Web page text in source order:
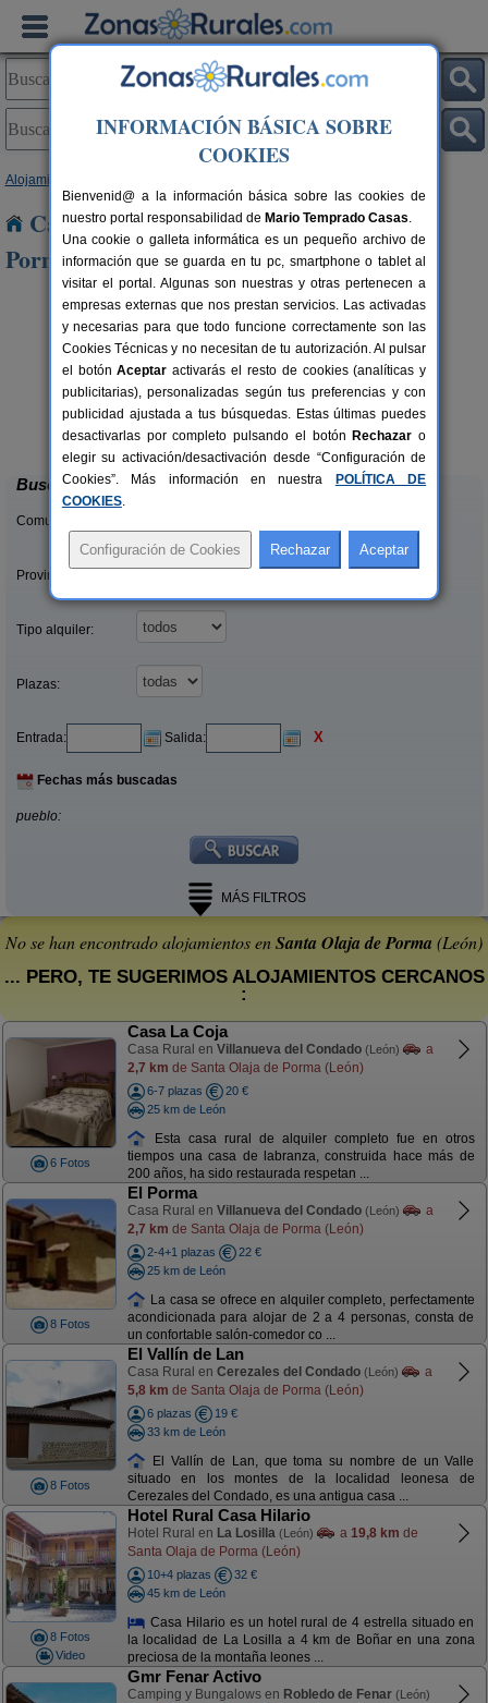
Alojamientos
Casas Rurales cerca de Santa Olaja de
Porma
8+1 pers.
desde27 €
Complejo Rural Aguas Frías
La Omañuela (León)
Buscar
Comunidades:
Provincias/Islas:
Tipo alquiler:
Plazas:
Entrada: Salida: X
Fechas más buscadas
pueblo:
MÁS FILTROS
No se han encontrado alojamientos enSanta Olaja de Porma (León)
... PERO, TE SUGERIMOS ALOJAMIENTOS CERCANOS
:
6 Fotos
Casa La Coja
Casa Rural en Villanueva del Condado (León)
a
2,7 km de Santa Olaja de Porma (León)
6-7 plazas
20 €
25 km de León
Esta casa rural de alquiler completo fue en otros
tiempos una casa de labranza, construida hace más de
200 años, ha sido restaurada respetan ...
8 Fotos
El Porma
Casa Rural en Villanueva del Condado (León)
a
2,7 km de Santa Olaja de Porma (León)
2-4+1 plazas
22 €
25 km de León
La casa se ofrece en alquiler completo, perfectamente
acondicionada para alojar de 2 a 4 personas, consta de
un confortable salón-comedor co ...
8 Fotos
El Vallín de Lan
Casa Rural en Cerezales del Condado (León)
a
5,8 km de Santa Olaja de Porma (León)
6 plazas
19 €
33 km de León
El Vallín de Lan, que toma su nombre de un Valle
situado en los montes de la localidad leonesa de
Cerezales del Condado, es una antigua casa ...
8 Fotos
Video
Hotel Rural Casa Hilario
Hotel Rural en La Losilla (León) a 19,8 km de
Santa Olaja de Porma (León)
10+4 plazas
32 €
45 km de León
Casa Hilario es un hotel rural de 4 estrella situado en
la localidad de La Losilla a 4 km de Boñar en una zona
preciosa de la montaña leones ...
Gmr Fenar Activo
Camping y Bungalows en Robledo de Fenar (León)
INFORMACIÓN BÁSICA SOBRE
COOKIES
Bienvenid@ a la información básica sobre las cookies de
nuestro portal responsabilidad de Mario Temprado Casas.
Una cookie o galleta informática es un pequeño archivo de
información que se guarda en tu pc, smartphone o tablet al
visitar el portal. Algunas son nuestras y otras pertenecen a
empresas externas que nos prestan servicios. Las activadas
y necesarias para que todo funcione correctamente son las
Cookies Técnicas y no necesitan de tu autorización. Al pulsar
el botónAceptar activarás el resto de cookies (analíticas y
publicitarias), personalizadas según tus preferencias y con
publicidad ajustada a tus búsquedas. Estas últimas puedes
desactivarlas por completo pulsando el botón Rechazar o
elegir su activación/desactivación desde “Configuración de
Cookies”. Más información en nuestra
POLÍTICA DE
COOKIES.